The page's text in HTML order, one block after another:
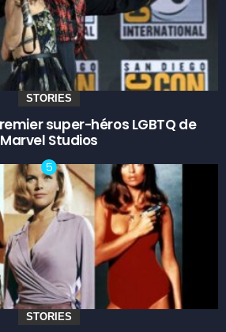
STORIES
super-héros LGBTQ de
Marvel Studios
STORIES